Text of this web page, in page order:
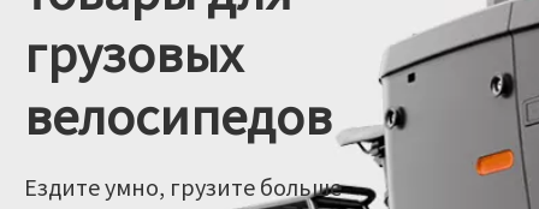
грузовых
велосипедов
Ездите умно, грузите больше